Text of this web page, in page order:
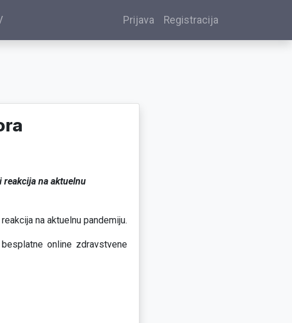
Prijava Registracija
na aktuelnu
na aktuelnu pandemiju.
online zdravstvene